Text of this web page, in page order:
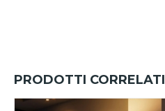
PRODOTTI CORRELATI